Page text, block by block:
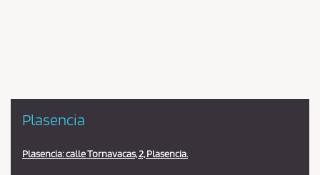
Plasencia
Plasencia: calle Tornavacas, 2, Plasencia.